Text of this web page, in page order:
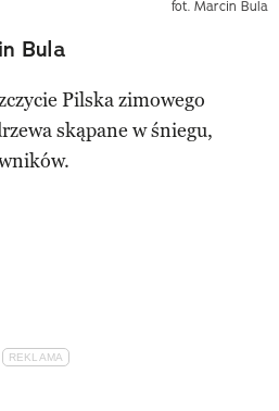
fot. Marcin Bula
Bula
Pilska zimowego
skąpane w śniegu,